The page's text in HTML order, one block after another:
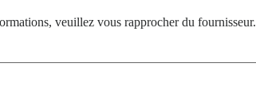
veuillez vous rapprocher du fournisseur.